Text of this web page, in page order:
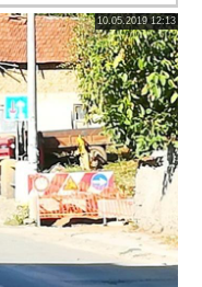
10.05.2019 12:13